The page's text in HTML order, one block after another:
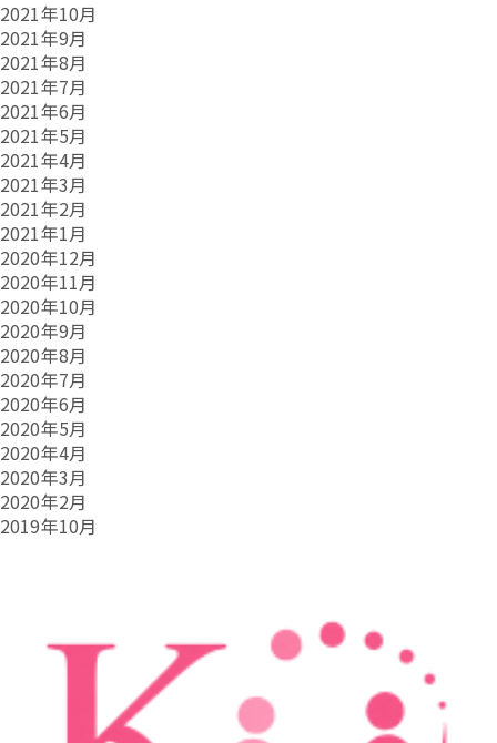
2021年10月
2021年9月
2021年8月
2021年7月
2021年6月
2021年5月
2021年4月
2021年3月
2021年2月
2021年1月
2020年12月
2020年11月
2020年10月
2020年9月
2020年8月
2020年7月
2020年6月
2020年5月
2020年4月
2020年3月
2020年2月
2019年10月